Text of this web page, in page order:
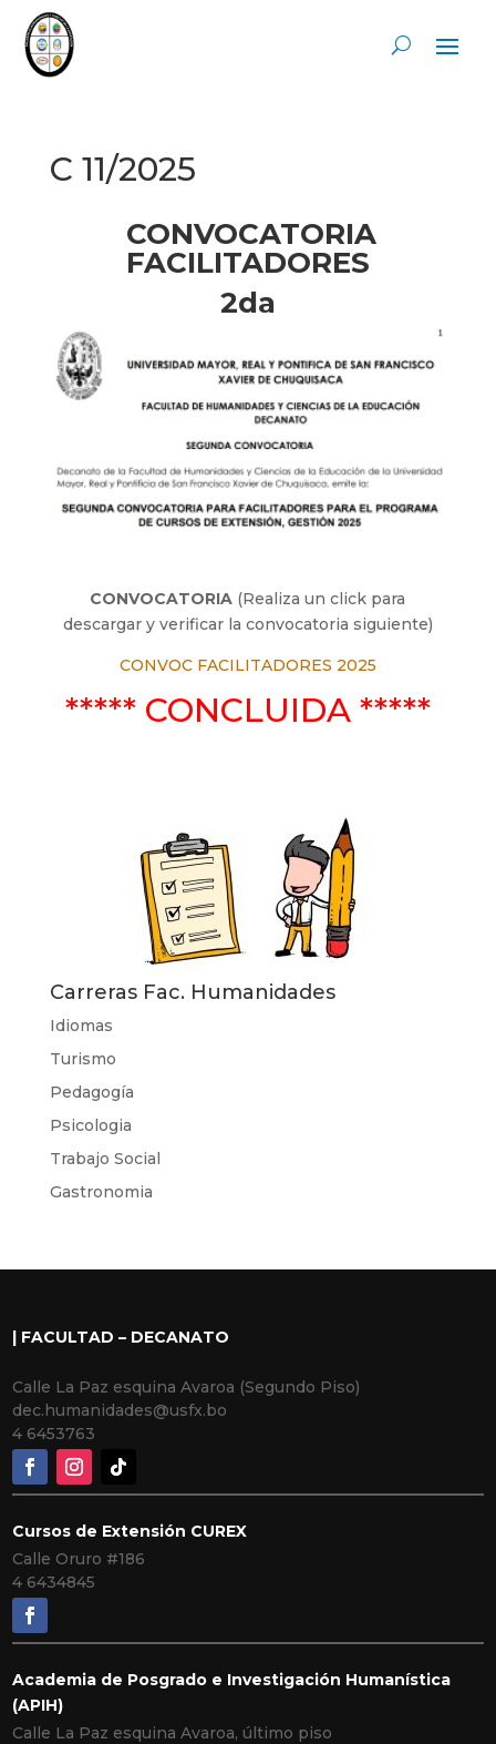
C 11/2025
CONVOCATORIA
FACILITADORES
2da
CONVOCATORIA (Realiza un click para
descargar y verificar la convocatoria siguiente)
CONVOC FACILITADORES 2025
***** CONCLUIDA *****
Carreras Fac. Humanidades
Idiomas
Turismo
Pedagogía
Psicologia
Trabajo Social
Gastronomia
| FACULTAD – DECANATO
Calle La Paz esquina Avaroa (Segundo Piso)
dec.humanidades@usfx.bo
4 6453763
Cursos de Extensión CUREX
Calle Oruro #186
4 6434845
Academia de Posgrado e Investigación Humanística
(APIH)
Calle La Paz esquina Avaroa, último piso